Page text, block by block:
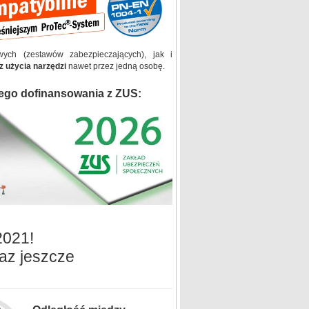
(zestawów zabezpieczających), jak i
użycia narzędzinawet przez jedną osobę.
dofinansowania z ZUS:
jeszcze